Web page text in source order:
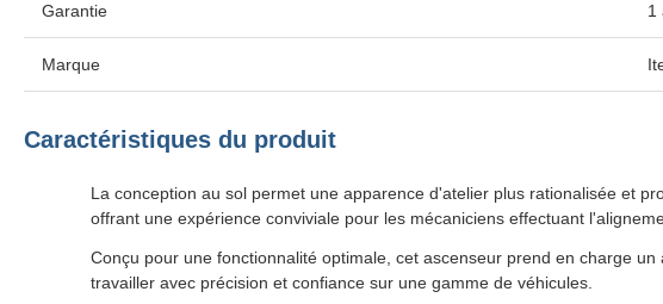
Garantie 1
Marque
Caractéristiques du produit
La conception au sol permet une apparence d'atelier plus rationalisée et
offrant une expérience conviviale pour les mécaniciens effectuant
Conçu pour une fonctionnalité optimale, cet ascenseur prend en charge
travailler avec précision et confiance sur une gamme de véhicules.